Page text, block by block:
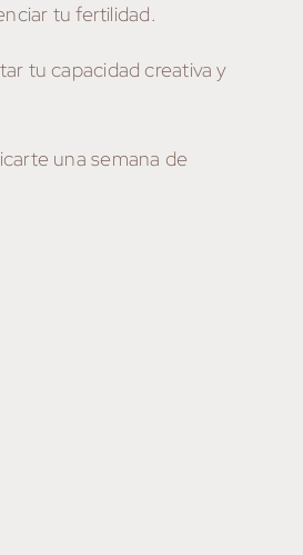
tu fertilidad.
tu capacidad creativa y
una semana de